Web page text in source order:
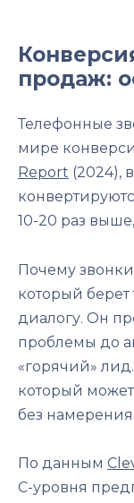
продаж:
Телефонные
мире
Report (2024),
10-20 раз
Почему
который берет
диалогу. Он
проблемы до
«горячий»
который
без намерения
По данным
C-уровня